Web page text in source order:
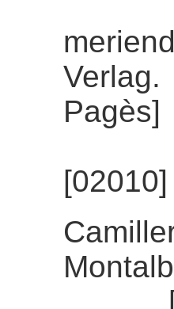
Pagès]
[02010]